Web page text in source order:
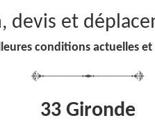
devis et
conditions actuelles
33 Gironde